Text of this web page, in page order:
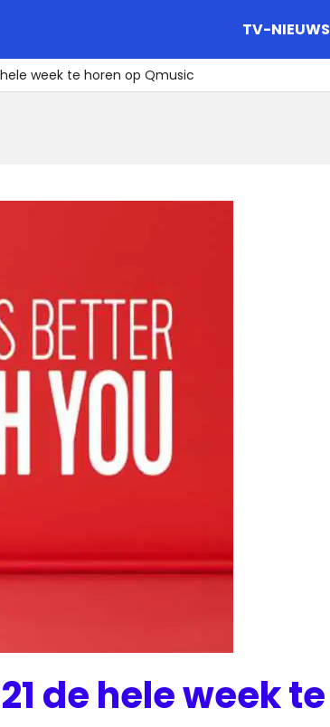
TV-NIEUWS
week te horen op Qmusic
de hele week te